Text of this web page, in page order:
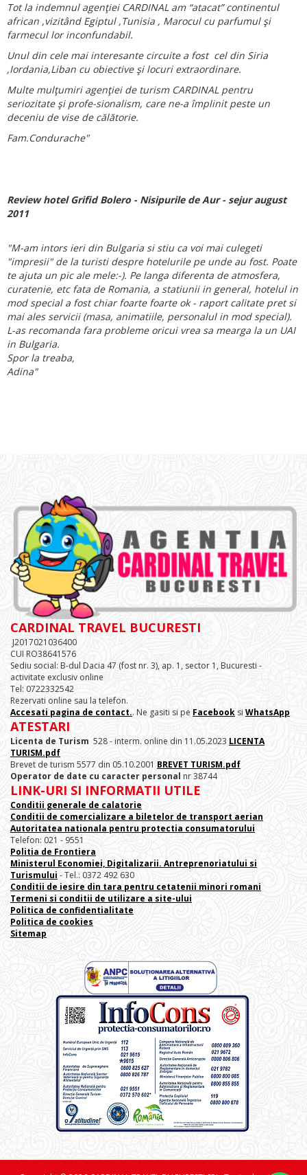
Tot la indemnul agenţiei CARDINAL am “atacat” continentul
african ,vizitând Egiptul ,Tunisia , Marocul cu parfumul şi
farmecul lor inconfundabil.
Unul din cele mai interesante circuite a fost cel din Siria
,Iordania,Liban cu obiective şi locuri extraordinare.
Multe mulţumiri agenţiei de turism CARDINAL pentru
seriozitate şi profe-sionalism, care ne-a împlinit peste un
deceniu de vise de călătorie.
Fam.Condurache"
Review hotel Grifid Bolero - Nisipurile de Aur - sejur august
2011
"M-am intors ieri din Bulgaria si stiu ca voi mai culegeti
"impresii" de la turisti despre hotelurile pe unde au fost. Poate
te ajuta un pic ale mele:-). Pe langa diferenta de atmosfera,
curatenie, etc fata de Romania, a statiunii in general, hotelul in
mod special a fost chiar foarte foarte ok - raport calitate pret si
mai ales servicii (masa, animatiile, personalul in mod special).
L-as recomanda fara probleme oricui vrea sa mearga la un UAI
in Bulgaria.
Spor la treaba,
Adina"
CARDINAL TRAVEL BUCURESTI
J2017021036400
CUI RO38641576
Sediu social: B-dul Dacia 47 (fost nr. 3), ap. 1, sector 1, Bucuresti -
activitate exclusiv online
Tel: 0722332542
Rezervati online sau la telefon.
Accesati pagina de contact.. Ne gasiti si pe Facebook si WhatsApp
ATESTARI
Licenta de Turism 528 - interm. online din 11.05.2023 LICENTA
TURISM.pdf
Brevet de turism 5577 din 05.10.2001 BREVET TURISM.pdf
Operator de date cu caracter personal nr 38744
LINK-URI SI INFORMATII UTILE
Conditii generale de calatorie
Conditii de comercializare a biletelor de transport aerian
Autoritatea nationala pentru protectia consumatorului
Telefon: 021 - 9551
Politia de Frontiera
Ministerul Economiei, Digitalizarii. Antreprenoriatului si
Turismului - Tel.: 0372 492 630
Conditii de iesire din tara pentru cetatenii minori romani
Termeni si conditii de utilizare a site-ului
Politica de confidentialitate
Politica de cookies
Sitemap